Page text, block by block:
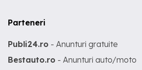
Parteneri
Publi24.ro - Anunturi gratuite
Bestauto.ro - Anunturi auto/moto